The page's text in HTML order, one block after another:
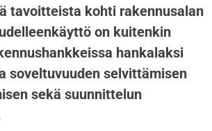
tavoitteista kohti rakennusalan
on kuitenkin
hankalaksi
soveltuvuuden selvittämisen
sekä suunnittelun